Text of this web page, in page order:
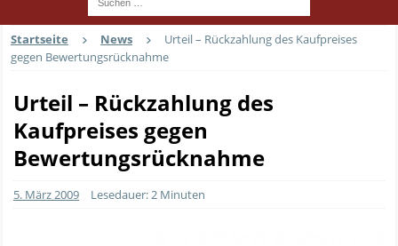
Startseite News
Urteil – Rückzahlung des Kaufpreises
gegen Bewertungsrücknahme
Urteil – Rückzahlung des
Kaufpreises gegen
Bewertungsrücknahme
5. März 2009 Lesedauer: 2 Minuten